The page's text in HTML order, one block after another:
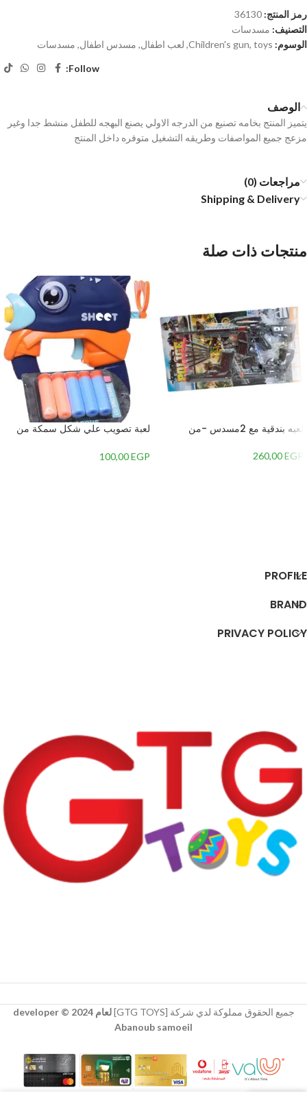
رمز المنتج: 36130
التصنيف: مسدسات
الوسوم:
Children's gun, toys
, لعب اطفال, مسدس اطفال, مسدسات
Follow:
الوصف
يتميز المنتج بخامه تصنيع من الدرجه الاولي يصنع البهجه للطفل منشط جدا وغير
مزعج جميع المواصفات وطريقه التشغيل متوفره داخل المنتج
مراجعات (0)
Shipping & Delivery
منتجات ذات صلة
لعبه بندقية مع 2مسدس -من
260,00EGP
لعبة تصويب علي شكل سمكة من
متعدد الألوان – 3
100,00EGP
PROFILE
BRAND
PRIVACY POLICY
جميع الحقوق مملوكة لدي شركة [GTG TOYS]
لعام 2024 © developer
Abanoub samoeil